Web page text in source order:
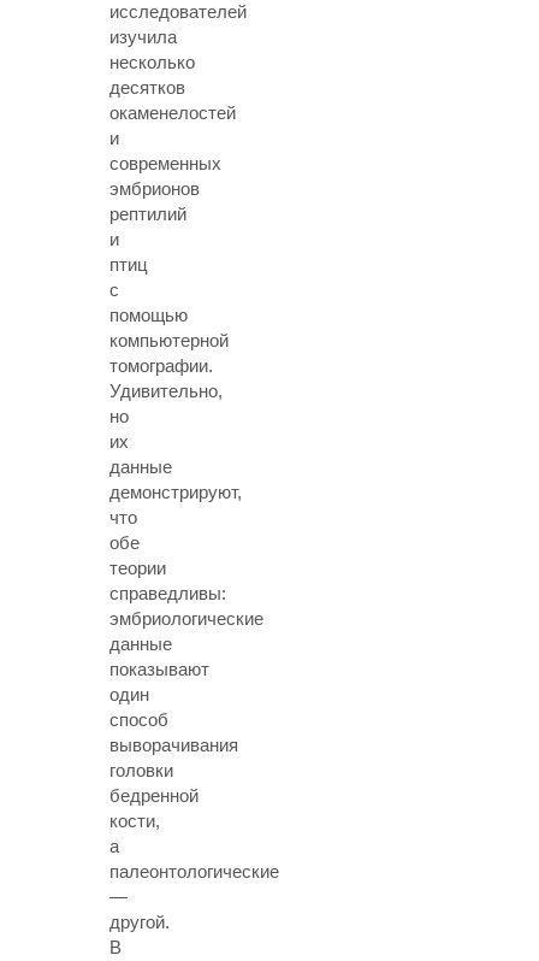
исследователей
изучила
несколько
десятков
окаменелостей
и
современных
эмбрионов
рептилий
и
птиц
с
помощью
компьютерной
томографии.
Удивительно,
но
их
данные
демонстрируют,
что
обе
теории
справедливы:
эмбриологические
данные
показывают
один
способ
выворачивания
головки
бедренной
кости,
а
палеонтологические
—
другой.
В